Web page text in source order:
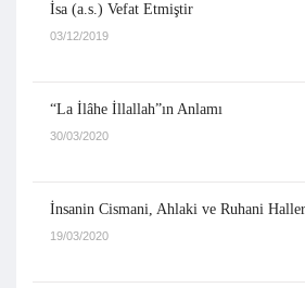
İsa (a.s.) Vefat Etmiştir
03/12/2019
“La İlâhe İllallah”ın Anlamı
30/03/2020
İnsanin Cismani, Ahlaki ve Ruhani
19/03/2020